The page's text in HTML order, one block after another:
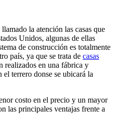
la atención las casas que
Unidos, algunas de ellas
de construcción es totalmente
país, ya que se trata de casas
realizados en una fábrica y
el terrero donse se ubicará la
costo en el precio y un mayor
las principales ventajas frente a